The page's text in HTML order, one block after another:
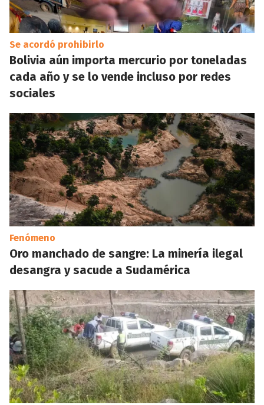
Se acordó prohibirlo
Bolivia aún importa mercurio por toneladas
cada año y se lo vende incluso por redes
sociales
Fenómeno
Oro manchado de sangre: La minería ilegal
desangra y sacude a Sudamérica